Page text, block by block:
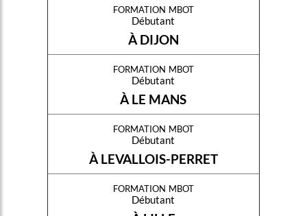
formation mbot
Débutant
À DIJON
formation mbot
Débutant
À LE MANS
formation mbot
Débutant
À LEVALLOIS-PERRET
formation mbot
Débutant